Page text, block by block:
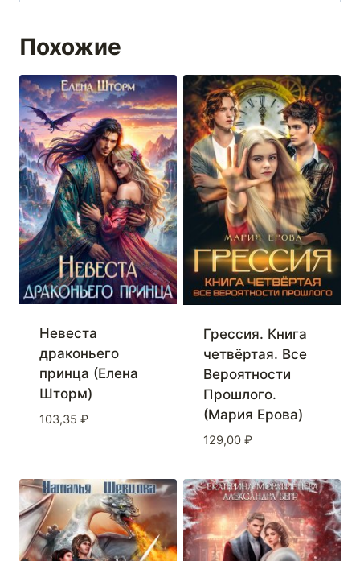
Похожие
Невеста
драконьего
принца (Елена
Шторм)
103,35 ₽
Грессия. Книга
четвёртая. Все
Вероятности
Прошлого.
(Мария Ерова)
129,00 ₽